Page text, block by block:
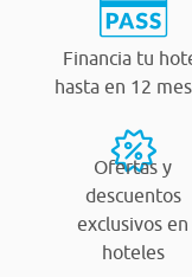
Financia tu
hasta en 12
Ofertas y
descuentos
exclusivos en
hoteles